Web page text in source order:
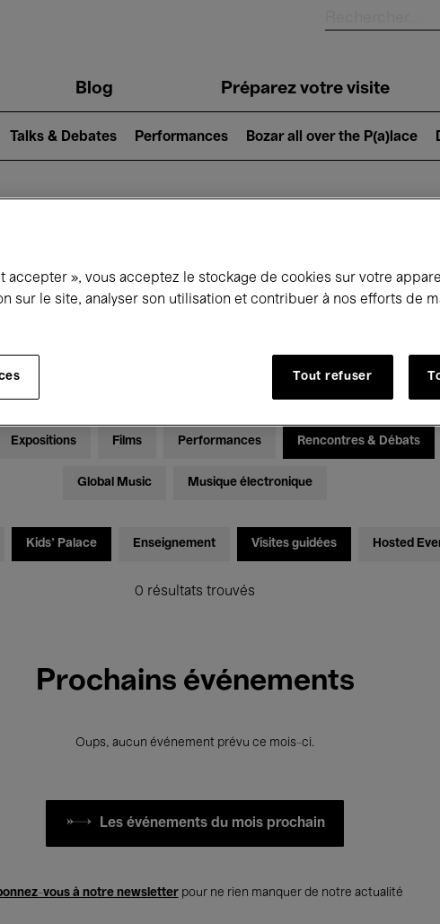
Blog Préparez votre visite
Talks & Debates Performances Bozar all over the P(a)lace
se passe à
Expositions Films Performances Rencontres & Débats
Global Music Musique électronique
Kids’ Palace Enseignement Visites guidées Hosted
0 résultats trouvés
Prochains événements
Oups, aucun événement prévu ce mois-ci.
Les événements du mois prochain
vous à notre newsletterpour ne rien manquer de notre actualité
accepter », vous acceptez le stockage de cookies sur votre
sur le site, analyser son utilisation et contribuer à nos efforts de
Tout refuser